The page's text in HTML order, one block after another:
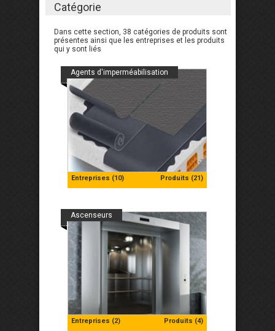
Catégorie
Dans cette section, 38 catégories de produits sont
présentes ainsi que les entreprises et les produits
qui y sont liés
Entreprises (10) Produits (21)
Agents d'imperméabilisation
Entreprises (2) Produits (4)
Ascenseurs